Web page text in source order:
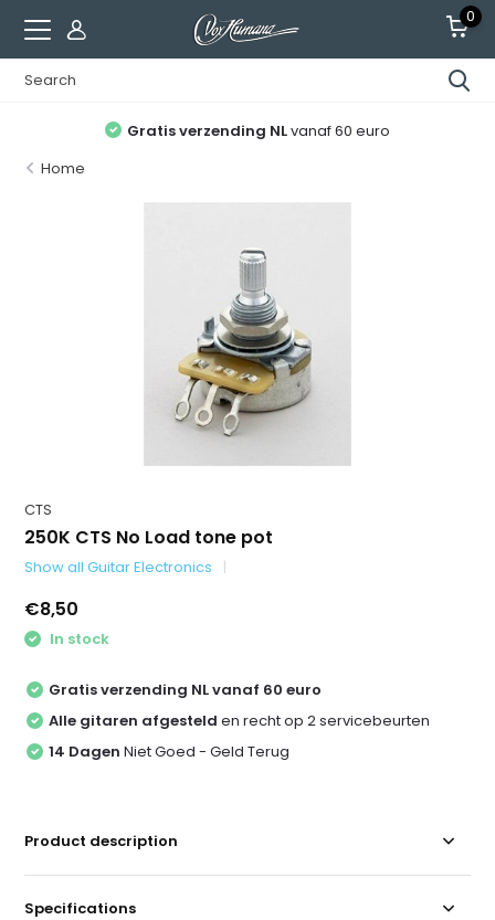
0
Gratis verzending NLvanaf 60 euro
Home
CTS
250K CTS No Load tone pot
Show all Guitar Electronics
€8,50
In stock
Gratis verzending NL vanaf 60 euro
Alle gitaren afgesteld en recht op 2 servicebeurten
14 Dagen Niet Goed - Geld Terug
Product description
Specifications